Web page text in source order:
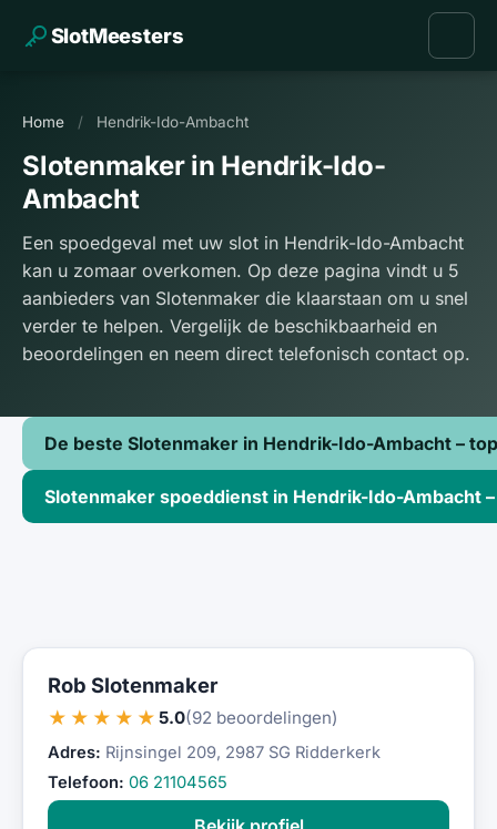
SlotMeesters
Home / Hendrik-Ido-Ambacht
Slotenmaker in Hendrik-Ido-
Ambacht
Een spoedgeval met uw slot in Hendrik-Ido-Ambacht
kan u zomaar overkomen. Op deze pagina vindt u 5
aanbieders van Slotenmaker die klaarstaan om u snel
verder te helpen. Vergelijk de beschikbaarheid en
beoordelingen en neem direct telefonisch contact op.
De beste Slotenmaker in Hendrik-Ido-Ambacht –
Slotenmaker spoeddienst in Hendrik-Ido-Ambacht
Rob Slotenmaker
★★★★★ 5.0(92 beoordelingen)
Adres: Rijnsingel 209, 2987 SG Ridderkerk
Telefoon: 06 21104565